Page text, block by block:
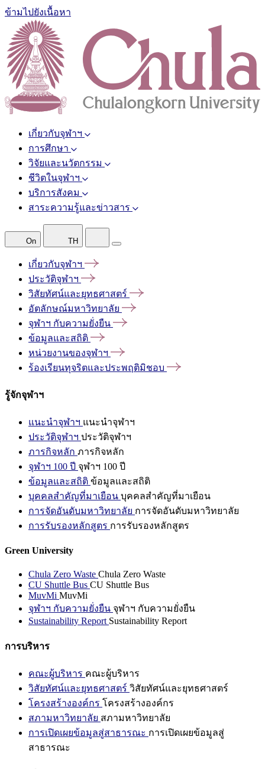
ข้ามไปยังเนื้อหา
เกี่ยวกับจุฬาฯ
การศึกษา
วิจัยและนวัตกรรม
ชีวิตในจุฬาฯ
บริการสังคม
สาระความรู้และข่าวสาร
On TH
เกี่ยวกับจุฬาฯ
ประวัติจุฬาฯ
วิสัยทัศน์และยุทธศาสตร์
อัตลักษณ์มหาวิทยาลัย
จุฬาฯ กับความยั่งยืน
ข้อมูลและสถิติ
หน่วยงานของจุฬาฯ
ร้องเรียนทุจริตและประพฤติมิชอบ
รู้จักจุฬาฯ
แนะนำจุฬาฯ แนะนำจุฬาฯ
ประวัติจุฬาฯ ประวัติจุฬาฯ
ภารกิจหลัก ภารกิจหลัก
จุฬาฯ 100 ปี จุฬาฯ 100 ปี
ข้อมูลและสถิติ ข้อมูลและสถิติ
บุคคลสำคัญที่มาเยือน บุคคลสำคัญที่มาเยือน
การจัดอันดับมหาวิทยาลัย การจัดอันดับมหาวิทยาลัย
การรับรองหลักสูตร การรับรองหลักสูตร
Green University
Chula Zero Waste Chula Zero Waste
CU Shuttle Bus CU Shuttle Bus
MuvMi MuvMi
จุฬาฯ กับความยั่งยืน จุฬาฯ กับความยั่งยืน
Sustainability Report Sustainability Report
การบริหาร
คณะผู้บริหาร คณะผู้บริหาร
วิสัยทัศน์และยุทธศาสตร์ วิสัยทัศน์และยุทธศาสตร์
โครงสร้างองค์กร โครงสร้างองค์กร
สภามหาวิทยาลัย สภามหาวิทยาลัย
การเปิดเผยข้อมูลสู่สาธารณะ การเปิดเผยข้อมูลสู่
สาธารณะ